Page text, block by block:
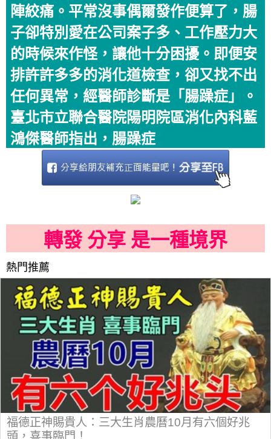
陣絞痛。平常沒事偶爾發作便算了，腸
子卻特別愛在公司案子多、工作壓力大
的時候來作怪，讓他十分困擾。即便安
排許許多多的消化道檢查，卻又找不出
任何異常，經醫師診斷是「腸躁症」。
臺北市立聯合醫院陽明院區消化內科藍
鴻傑醫師指出，腸躁症
轉發 分享 是一種境界
熱門推薦
福德正神賜貴人：三大生肖農曆10月有六個好兆
頭，喜事臨門！